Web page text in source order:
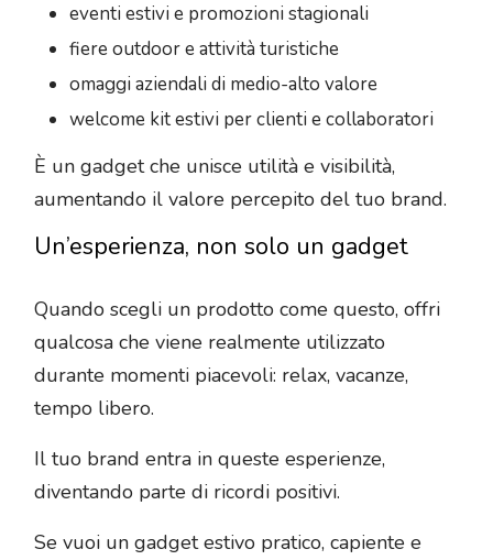
eventi estivi e promozioni stagionali
fiere outdoor e attività turistiche
omaggi aziendali di medio-alto valore
welcome kit estivi per clienti e collaboratori
È un gadget che unisce utilità e visibilità,
aumentando il valore percepito del tuo brand.
Un’esperienza, non solo un gadget
Quando scegli un prodotto come questo, offri
qualcosa che viene realmente utilizzato
durante momenti piacevoli: relax, vacanze,
tempo libero.
Il tuo brand entra in queste esperienze,
diventando parte di ricordi positivi.
Se vuoi un gadget estivo pratico, capiente e